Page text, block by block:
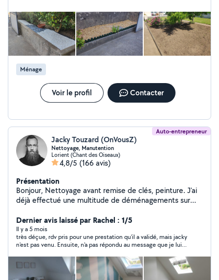
Cordialement,
Ménage
Voir le profil Contacter
Auto-entrepreneur
Jacky Touzard (OnVousZ)
Nettoyage, Manutention
Lorient (Chant des Oiseaux)
4,8/5 (166 avis)
Présentation
Bonjour, Nettoyage avant remise de clés, peinture. J'ai
déjà effectué une multitude de déménagements sur
remonter vos meubles, brancher vos électroménager.
Rapide et soigneux. Montage de meubles en kit...etc
N'hésitez pas à me contacter pour en parler plus
précisément. Je m'adapte à votre budget et vos
attentes. À bientôt
Dernier avis laissé par Rachel : 1/5
Il y a 5 mois
très déçue, rdv pris pour une prestation qu'il a validé, mais jacky
n'est pas venu. Ensuite, n'a pas répondu au message que je lui
un manque de correction